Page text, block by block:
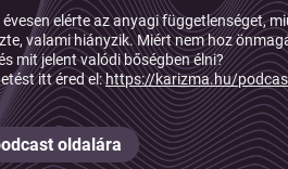
évesen elérte az anyagi függetlenséget,
valami hiányzik. Miért nem hoz
mit jelent valódi bőségben élni?
itt éred el:https://karizma.hu/
oldalára